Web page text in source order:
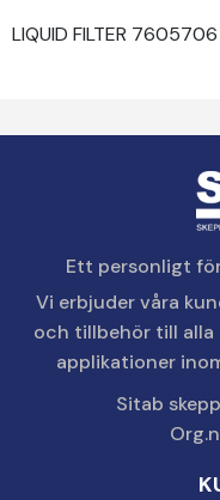
LIQUID FILTER 7605706
Ett personligt
Vi erbjuder våra
och tillbehör till alla
applikationer
Sitab